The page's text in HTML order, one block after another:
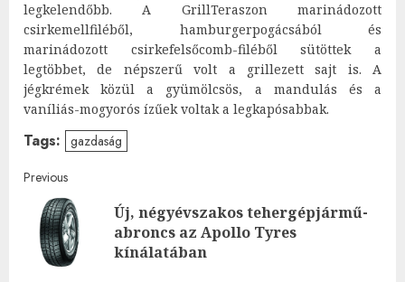
legkelendőbb. A GrillTeraszon marinádozott
csirkemellfiléből, hamburgerpogácsából és
marinádozott csirkefelsőcomb-filéből sütöttek a
legtöbbet, de népszerű volt a grillezett sajt is. A
jégkrémek közül a gyümölcsös, a mandulás és a
vaníliás-mogyorós ízűek voltak a legkapósabbak.
Tags: gazdaság
Post
navigation
Previous
Új, négyévszakos tehergépjármű-
abroncs az Apollo Tyres
kínálatában